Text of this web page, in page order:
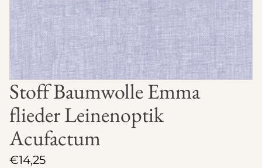
Stoff Baumwolle Emma
flieder Leinenoptik
Acufactum
€14,25